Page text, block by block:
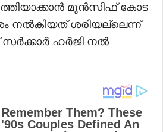
മുൻസിഫ് കോട
നൽകിയത് ശരിയല്ലെന്ന്
സർക്കാർ ഹർജി നൽ